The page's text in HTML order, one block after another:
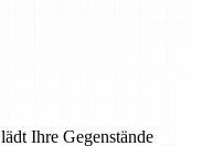
Ihre Gegenstände